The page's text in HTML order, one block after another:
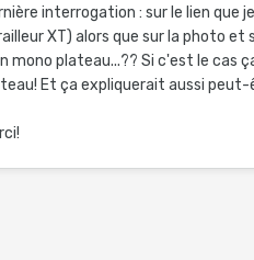
interrogation : sur le lien que
XT) alors que sur la photo
mono plateau...?? Si c'est le cas
Et ça expliquerait aussi